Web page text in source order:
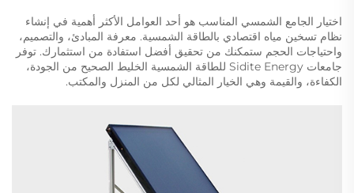
اختيار الجامع الشمسي المناسب هو أحد العوامل الأكثر أهمية في إنشاء
نظام تسخين مياه اقتصادي بالطاقة الشمسية. معرفة المبادئ، والتصميم،
واحتياجات الحجم ستمكنك من تحقيق أفضل استفادة من استثمارك. توفر
جامعات Sidite Energy للطاقة الشمسية الخليط الصحيح من الجودة،
الكفاءة، والقيمة وهي الخيار المثالي لكل من المنزل والمكتب.